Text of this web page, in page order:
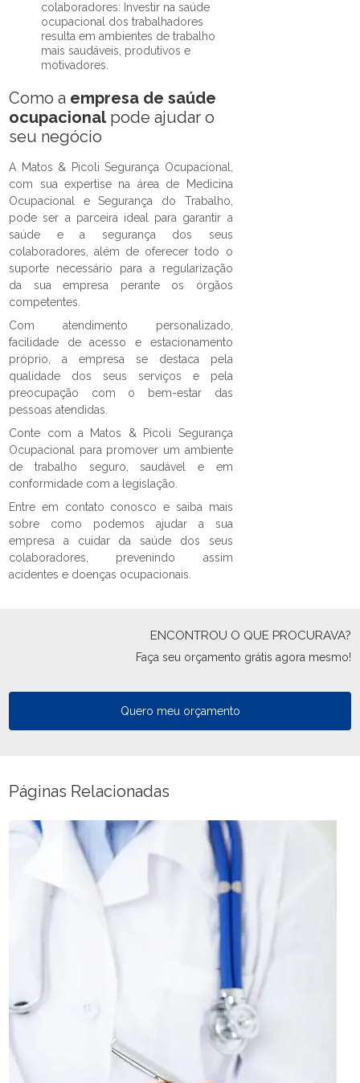
colaboradores: Investir na saúde
ocupacional dos trabalhadores
resulta em ambientes de trabalho
mais saudáveis, produtivos e
motivadores.
Como a empresa de saúde
ocupacional pode ajudar o
seu negócio
A Matos & Picoli Segurança Ocupacional,
com sua expertise na área de Medicina
Ocupacional e Segurança do Trabalho,
pode ser a parceira ideal para garantir a
saúde e a segurança dos seus
colaboradores, além de oferecer todo o
suporte necessário para a regularização
da sua empresa perante os órgãos
competentes.
Com atendimento personalizado,
facilidade de acesso e estacionamento
próprio, a empresa se destaca pela
qualidade dos seus serviços e pela
preocupação com o bem-estar das
pessoas atendidas.
Conte com a Matos & Picoli Segurança
Ocupacional para promover um ambiente
de trabalho seguro, saudável e em
conformidade com a legislação.
Entre em contato conosco e saiba mais
sobre como podemos ajudar a sua
empresa a cuidar da saúde dos seus
colaboradores, prevenindo assim
acidentes e doenças ocupacionais.
ENCONTROU O QUE PROCURAVA?
Faça seu orçamento grátis agora mesmo!
Quero meu orçamento
Páginas Relacionadas